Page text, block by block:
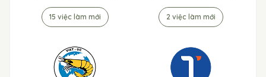
15 việc làm mới
DỤNG
2 việc làm mới